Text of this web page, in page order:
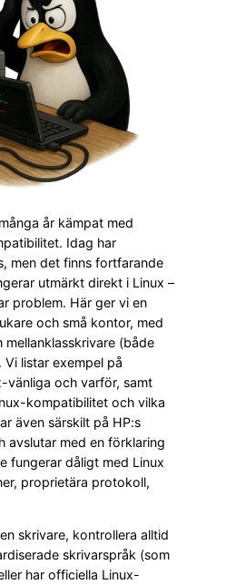
år kämpat med
Idag har
men det finns fortfarande
utmärkt direkt i Linux –
problem. Här ger vi en
och små kontor, med
(både
listar exempel på
vänliga och varför, samt
kompatibilitet och vilka
även särskilt på HP:s
avslutar med en förklaring
fungerar dåligt med Linux
proprietära protokoll,
skrivare, kontrollera alltid
skrivarspråk (som
har officiella Linux-